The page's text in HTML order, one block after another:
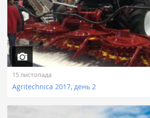
15 листопада
Agritechnica 2017, день 2